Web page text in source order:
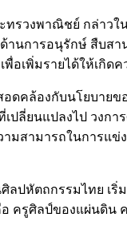
รวงพาณิชย์ กล่าว
านการอนุรักษ์ สืบ
พื่อเพิ่มรายได้ให้เ
ดคล้องกับนโยบาย
ปลี่ยนแปลงไป วง
สามารถในการแข่
ปหัตถกรรมไทย เ
ครูศิลป์ของแผ่นดิ